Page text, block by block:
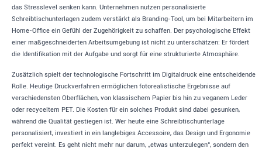
das Stresslevel senken kann. Unternehmen nutzen personalisierte
Schreibtischunterlagen zudem verstärkt als Branding-Tool, um bei Mitarbeitern im
Home-Office ein Gefühl der Zugehörigkeit zu schaffen. Der psychologische Effekt
einer maßgeschneiderten Arbeitsumgebung ist nicht zu unterschätzen: Er fördert
die Identifikation mit der Aufgabe und sorgt für eine strukturierte Atmosphäre.
Zusätzlich spielt der technologische Fortschritt im Digitaldruck eine entscheidende
Rolle. Heutige Druckverfahren ermöglichen fotorealistische Ergebnisse auf
verschiedensten Oberflächen, von klassischem Papier bis hin zu veganem Leder
oder recyceltem PET. Die Kosten für ein solches Produkt sind dabei gesunken,
während die Qualität gestiegen ist. Wer heute eine Schreibtischunterlage
personalisiert, investiert in ein langlebiges Accessoire, das Design und Ergonomie
perfekt vereint. Es geht nicht mehr nur darum, „etwas unterzulegen“, sondern den